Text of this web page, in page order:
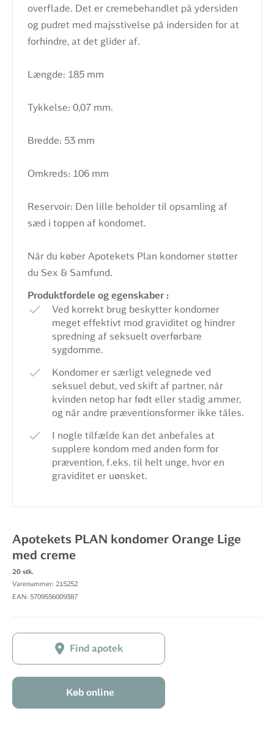
overflade. Det er cremebehandlet på ydersiden
og pudret med majsstivelse på indersiden for at
forhindre, at det glider af.
Længde: 185 mm
Tykkelse: 0,07 mm.
Bredde: 53 mm
Omkreds: 106 mm
Reservoir: Den lille beholder til opsamling af
sæd i toppen af kondomet.
Når du køber Apotekets Plan kondomer støtter
du Sex & Samfund.
Produktfordele og egenskaber :
Ved korrekt brug beskytter kondomer
meget effektivt mod graviditet og hindrer
spredning af seksuelt overførbare
sygdomme.
Kondomer er særligt velegnede ved
seksuel debut, ved skift af partner, når
kvinden netop har født eller stadig ammer,
og når andre præventionsformer ikke tåles.
I nogle tilfælde kan det anbefales at
supplere kondom med anden form for
prævention, f.eks. til helt unge, hvor en
graviditet er uønsket.
Apotekets PLAN kondomer Orange Lige
med creme
20 stk.
Varenummer: 215252
EAN: 5709556009387
Find apotek
Køb online